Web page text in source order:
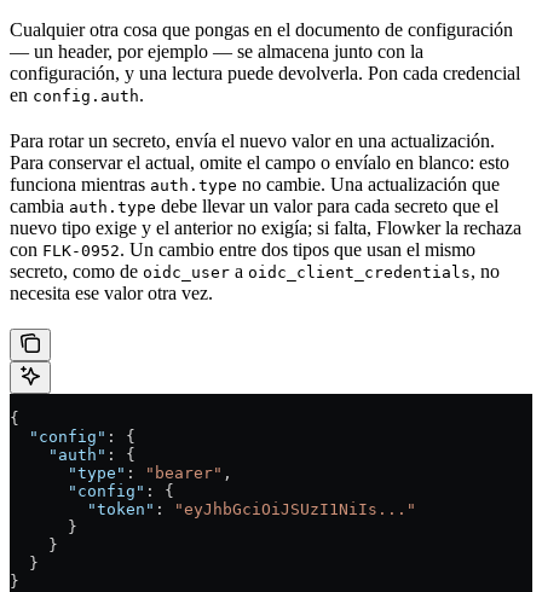
Cualquier otra cosa que pongas en el documento de configuración
— un header, por ejemplo — se almacena junto con la
configuración, y una lectura puede devolverla. Pon cada credencial
en config.auth.
Para rotar un secreto, envía el nuevo valor en una actualización.
Para conservar el actual, omite el campo o envíalo en blanco: esto
funciona mientras auth.type no cambie. Una actualización que
cambia auth.type debe llevar un valor para cada secreto que el
nuevo tipo exige y el anterior no exigía; si falta, Flowker la rechaza
con FLK-0952. Un cambio entre dos tipos que usan el mismo
secreto, como de oidc_user a oidc_client_credentials, no
necesita ese valor otra vez.
{
  "config"
: {
    "auth"
: {
      "type"
: "bearer" ,
      "config"
: {
        "token"
:
"eyJhbGciOiJSUzI1NiIs..."
      }
    }
  }
}